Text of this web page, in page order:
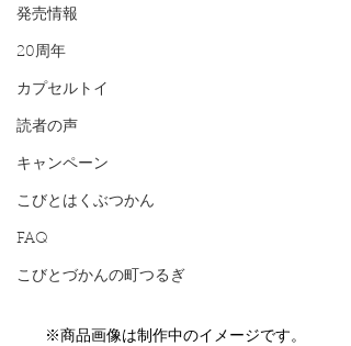
発売情報
20周年
カプセルトイ
読者の声
キャンペーン
こびとはくぶつかん
FAQ
こびとづかんの町つるぎ
※商品画像は制作中のイメージです。